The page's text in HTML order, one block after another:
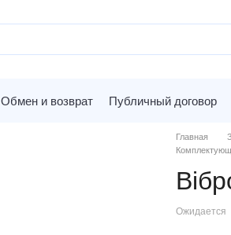
Обмен и возврат Публичный договор
Главная
Ожидается